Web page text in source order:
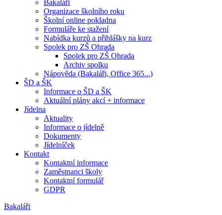
Bakaláři
Organizace školního roku
Školní online pokladna
Formuláře ke stažení
Nabídka kurzů a přihlášky na kurz
Spolek pro ZŠ Ohrada
Spolek pro ZŠ Ohrada
Archiv spolku
Nápověda (Bakaláři, Office 365...)
ŠD a ŠK
Informace o ŠD a ŠK
Aktuální plány akcí + informace
Jídelna
Aktuality
Informace o jídelně
Dokumenty
Jídelníček
Kontakt
Kontaktní informace
Zaměstnanci školy
Kontaktní formulář
GDPR
Bakaláři